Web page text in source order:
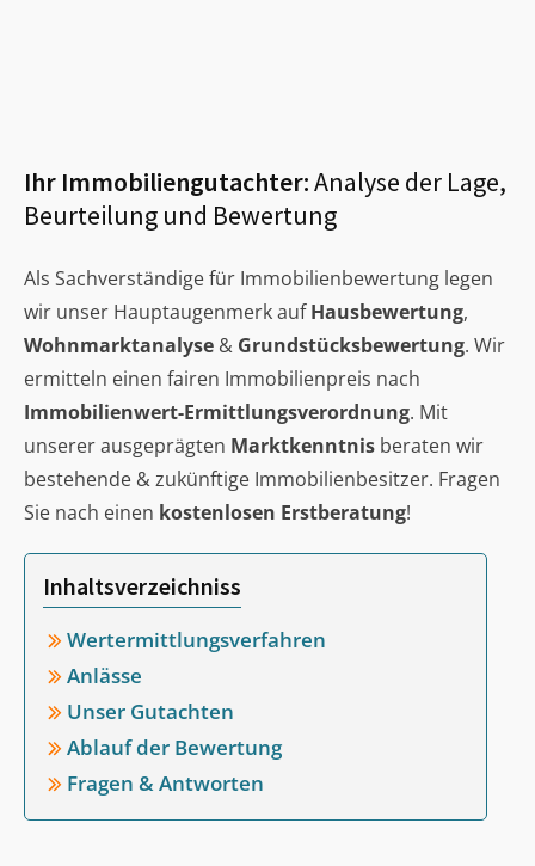
Ihr Immobiliengutachter:Analyse der Lage,
Beurteilung und Bewertung
Als Sachverständige für Immobilienbewertung legen
wir unser Hauptaugenmerk aufHausbewertung,
Wohnmarktanalyse & Grundstücksbewertung. Wir
ermitteln einen fairen Immobilienpreis nach
Immobilienwert-Ermittlungsverordnung. Mit
unserer ausgeprägten Marktkenntnis beraten wir
bestehende & zukünftige Immobilienbesitzer. Fragen
Sie nach einen kostenlosen Erstberatung!
Inhaltsverzeichniss
Wertermittlungsverfahren
Anlässe
Unser Gutachten
Ablauf der Bewertung
Fragen & Antworten